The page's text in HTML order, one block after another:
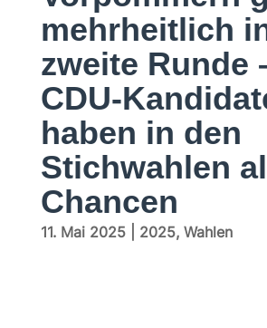
mehrheitlich
zweite Runde
CDU-
haben in den
Stichwahlen
Chancen
11. Mai 2025| 2025, Wahlen